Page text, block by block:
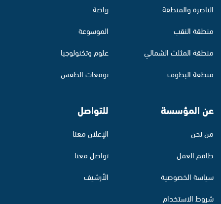
الناصرة والمنطقة
منطقة النقب
منطقة المثلث الشمالي
منطقة البطوف
رياضة
الموسوعة
علوم وتكنولوجيا
توقعات الطقس
عن المؤسسة
من نحن
طاقم العمل
سياسة الخصوصية
شروط الاستخدام
للتواصل
الإعلان معنا
تواصل معنا
الأرشيف